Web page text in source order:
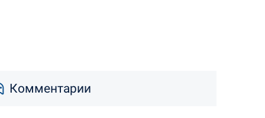
Комментарии